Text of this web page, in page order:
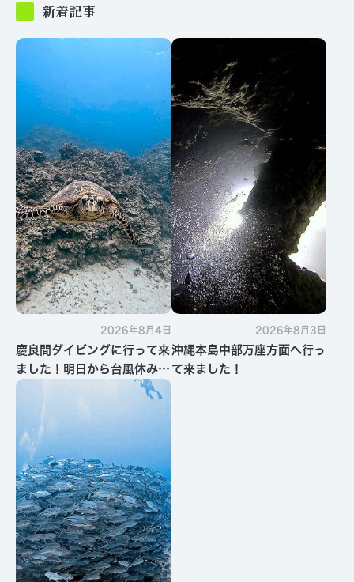
新着記事
2026年8月4日
慶良間ダイビングに行って来
ました！明日から台風休みで
す・・・
2026年8月3日
沖縄本島中部万座方面へ行っ
て来ました！